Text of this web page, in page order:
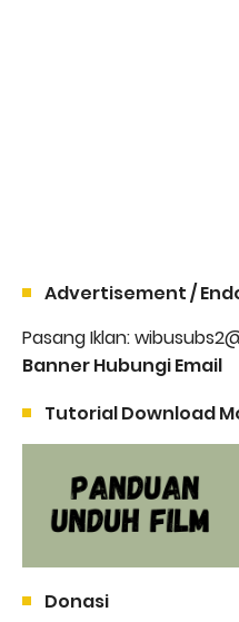
Advertisement /
Pasang Iklan:
Banner Hubungi Email
Tutorial Download
Donasi